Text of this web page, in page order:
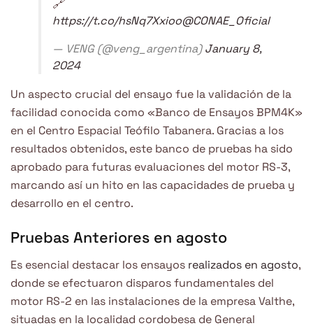
🔗
https://t.co/hsNq7Xxioo@CONAE_Oficial
— VENG (@veng_argentina)January 8,
2024
Un aspecto crucial del ensayo fue la validación de la
facilidad conocida como «Banco de Ensayos BPM4K»
en el Centro Espacial Teófilo Tabanera. Gracias a los
resultados obtenidos, este banco de pruebas ha sido
aprobado para futuras evaluaciones del motor RS-3,
marcando así un hito en las capacidades de prueba y
desarrollo en el centro.
Pruebas Anteriores en agosto
Es esencial destacar los ensayos realizados en agosto,
donde se efectuaron disparos fundamentales del
motor RS-2 en las instalaciones de la empresa Valthe,
situadas en la localidad cordobesa de General